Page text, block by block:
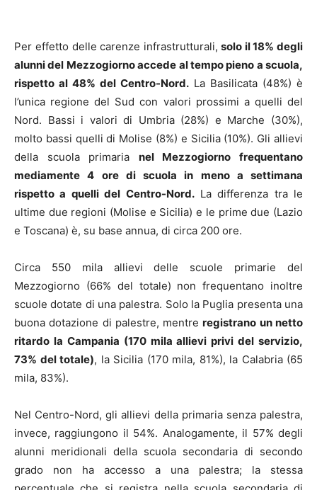
Per effetto delle carenze infrastrutturali, solo il 18% degli
alunni del Mezzogiorno accede al tempo pieno a scuola,
rispetto al 48% del Centro-Nord. La Basilicata (48%) è
l’unica regione del Sud con valori prossimi a quelli del
Nord. Bassi i valori di Umbria (28%) e Marche (30%),
molto bassi quelli di Molise (8%) e Sicilia (10%). Gli allievi
della scuola primaria nel Mezzogiorno frequentano
mediamente 4 ore di scuola in meno a settimana
rispetto a quelli del Centro-Nord.La differenza tra le
ultime due regioni (Molise e Sicilia) e le prime due (Lazio
e Toscana) è, su base annua, di circa 200 ore.
Circa 550 mila allievi delle scuole primarie del
Mezzogiorno (66% del totale) non frequentano inoltre
scuole dotate di una palestra. Solo la Puglia presenta una
buona dotazione di palestre, mentreregistrano un netto
ritardo la Campania (170 mila allievi privi del servizio,
73% del totale), la Sicilia (170 mila, 81%), la Calabria (65
mila, 83%).
Nel Centro-Nord, gli allievi della primaria senza palestra,
invece, raggiungono il 54%. Analogamente, il 57% degli
alunni meridionali della scuola secondaria di secondo
grado non ha accesso a una palestra; la stessa